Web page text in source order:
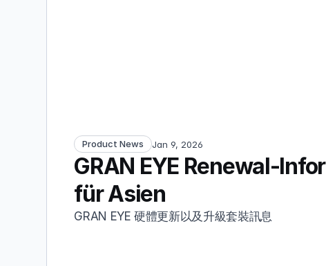
Product News Jan 9, 2026
GRAN EYE Renewal-
für Asien
GRAN EYE 硬體更新以及升級套裝訊息